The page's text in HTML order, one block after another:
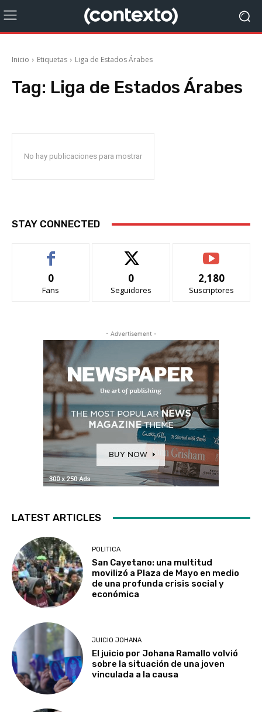
Inicio Etiquetas Liga de Estados Árabes
Tag: Liga de Estados Árabes
No hay publicaciones para mostrar
STAY CONNECTED
0
Fans
0
Seguidores
2,180
Suscriptores
- Advertisement -
LATEST ARTICLES
POLITICA
San Cayetano: una multitud
movilizó a Plaza de Mayo en medio
de una profunda crisis social y
económica
JUICIO JOHANA
El juicio por Johana Ramallo volvió
sobre la situación de una joven
vinculada a la causa